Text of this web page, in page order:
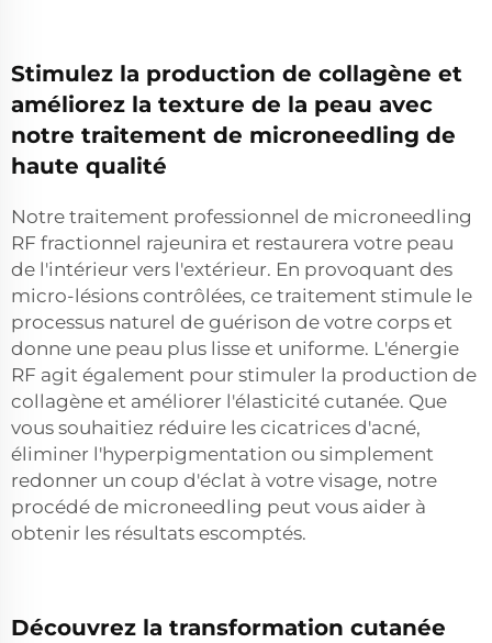
Stimulez la production de collagène et
améliorez la texture de la peau avec
notre traitement de microneedling de
haute qualité
Notre traitement professionnel de microneedling
RF fractionnel rajeunira et restaurera votre peau
de l'intérieur vers l'extérieur. En provoquant des
micro-lésions contrôlées, ce traitement stimule le
processus naturel de guérison de votre corps et
donne une peau plus lisse et uniforme. L'énergie
RF agit également pour stimuler la production de
collagène et améliorer l'élasticité cutanée. Que
vous souhaitiez réduire les cicatrices d'acné,
éliminer l'hyperpigmentation ou simplement
redonner un coup d'éclat à votre visage, notre
procédé de microneedling peut vous aider à
obtenir les résultats escomptés.
Découvrez la transformation cutanée